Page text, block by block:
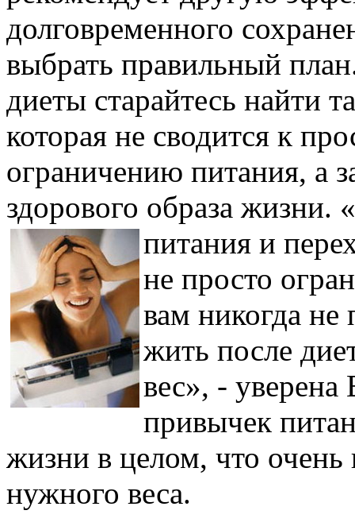
долговременного
выбрать правильный
диеты старайтесь найти
которая не сводится к
ограничению питания, а
здорового образа
питания и
не просто
вам никогда не
жить после
вес», -
привычек
жизни в целом, что
нужного веса.